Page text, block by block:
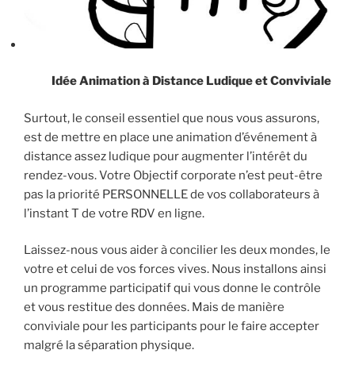
Idée Animation à Distance Ludique et Conviviale
Surtout, le conseil essentiel que nous vous assurons,
est de mettre en place une animation d’événement à
distance assez ludique pour augmenter l’intérêt du
rendez-vous. Votre Objectif corporate n’est peut-être
pas la priorité PERSONNELLE de vos collaborateurs à
l’instant T de votre RDV en ligne.
Laissez-nous vous aider à concilier les deux mondes, le
votre et celui de vos forces vives. Nous installons ainsi
un programme participatif qui vous donne le contrôle
et vous restitue des données. Mais de manière
conviviale pour les participants pour le faire accepter
malgré la séparation physique.